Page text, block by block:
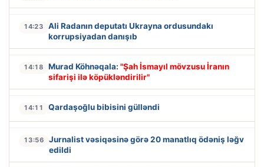
14:23
Ali Radanın deputatı Ukrayna ordusundakı
korrupsiyadan danışıb
14:18 Murad Köhnəqala: "Şah İsmayıl mövzusu İranın
sifarişi ilə köpükləndirilir"
14:11 Qardaşoğlu bibisini gülləndi
13:56
Jurnalist vəsiqəsinə görə 20 manatlıq ödəniş ləğv
edildi